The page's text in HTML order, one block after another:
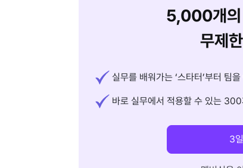
5,000개의
무제
실무를 배워가는 ‘스타터’부터 팀
바로 실무에서 적용할 수 있는
3